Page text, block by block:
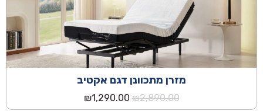
מזרן מתכוונן דגם אקטיב
₪2,890.00
המחיר
המקורי
₪1,290.00
הנוכחי